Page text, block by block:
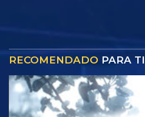
RECOMENDADO PARA TI